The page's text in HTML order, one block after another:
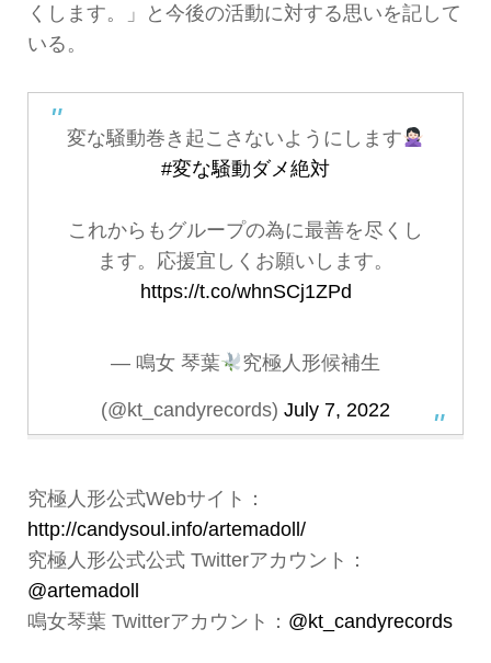
くします。」と今後の活動に対する思いを記して
いる。
変な騒動巻き起こさないようにします
#変な騒動ダメ絶対
これからもグループの為に最善を尽くし
ます。応援宜しくお願いします。
https://t.co/whnSCj1ZPd
— 鳴女 琴葉 究極人形候補生
(@kt_candyrecords) July 7, 2022
究極人形公式Webサイト：
http://candysoul.info/artemadoll/
究極人形公式公式 Twitterアカウント：
@artemadoll
鳴女琴葉 Twitterアカウント： @kt_candyrecords